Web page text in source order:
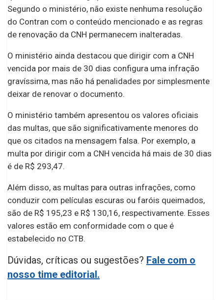
Segundo o ministério, não existe nenhuma resolução
do Contran com o conteúdo mencionado e as regras
de renovação da CNH permanecem inalteradas.
O ministério ainda destacou que dirigir com a CNH
vencida por mais de 30 dias configura uma infração
gravíssima, mas não há penalidades por simplesmente
deixar de renovar o documento.
O ministério também apresentou os valores oficiais
das multas, que são significativamente menores do
que os citados na mensagem falsa. Por exemplo, a
multa por dirigir com a CNH vencida há mais de 30 dias
é de R$ 293,47.
Além disso, as multas para outras infrações, como
conduzir com películas escuras ou faróis queimados,
são de R$ 195,23 e R$ 130,16, respectivamente. Esses
valores estão em conformidade com o que é
estabelecido no CTB.
Dúvidas, críticas ou sugestões? Fale com o
nosso time editorial.